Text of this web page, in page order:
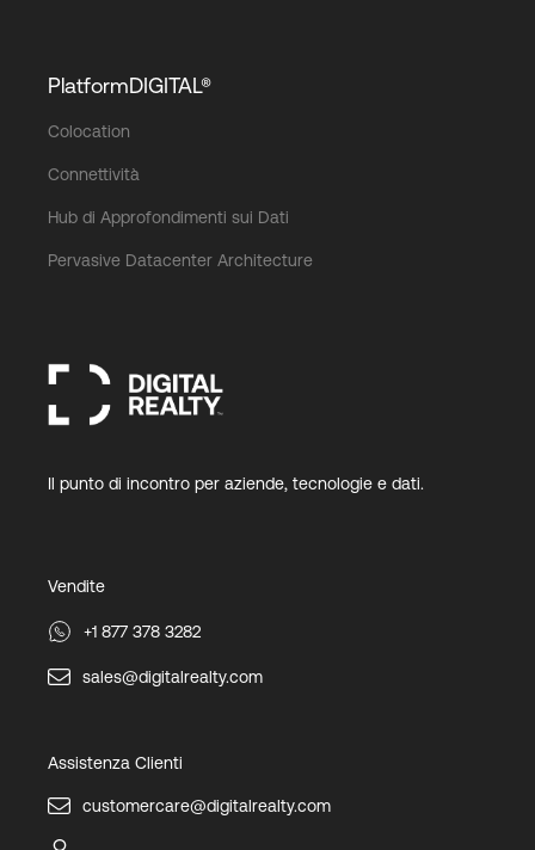
PlatformDIGITAL®
Colocation
Connettività
Hub di Approfondimenti sui Dati
Pervasive Datacenter Architecture
Il punto di incontro per aziende, tecnologie e dati.
Vendite
+1 877 378 3282
sales@digitalrealty.com
Assistenza Clienti
customercare@digitalrealty.com